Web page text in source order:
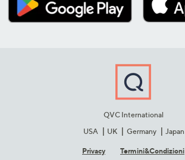
QVC International
USA
UK Germany Japan
Privacy Termini&C​ondizioni